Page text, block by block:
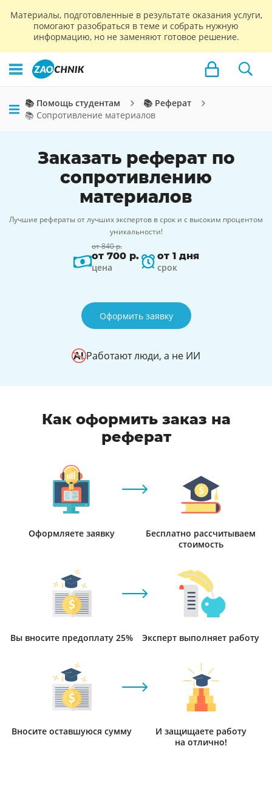
Материалы, подготовленные в результате оказания услуги,
помогают разобраться в теме и собрать нужную
информацию, но не заменяют готовое решение.
📚 Помощь студентам
📚 Реферат
📚 Сопротивление материалов
Заказать реферат по
сопротивлению
материалов
Лучшие рефераты от лучших экспертов в срок и с высоким процентом
уникальности!
от 840 р.
от 700 р.
цена
от 1 дня
срок
Оформить заявку
Работают люди, а не ИИ
Как оформить заказ на
реферат
Оформляете заявку
Бесплатно рассчитываем
стоимость
Вы вносите предоплату 25% Эксперт выполняет работу
Вносите оставшуюся сумму
И защищаете работу
на отлично!